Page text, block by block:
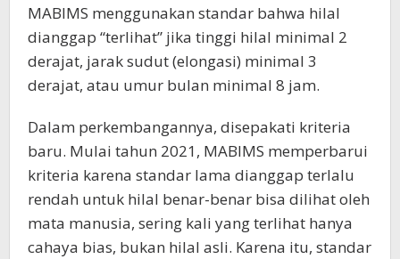
MABIMS menggunakan standar bahwa hilal
dianggap “terlihat” jika tinggi hilal minimal 2
derajat, jarak sudut (elongasi) minimal 3
derajat, atau umur bulan minimal 8 jam.
Dalam perkembangannya, disepakati kriteria
baru. Mulai tahun 2021, MABIMS memperbarui
kriteria karena standar lama dianggap terlalu
rendah untuk hilal benar-benar bisa dilihat oleh
mata manusia, sering kali yang terlihat hanya
cahaya bias, bukan hilal asli. Karena itu, standar